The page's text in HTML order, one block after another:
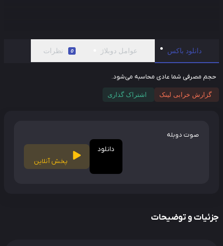
دانلود باکس عوامل دوبلاژ نظرات
مصرفی شما عادی محاسبه می‌شود.
گزارش خرابی لینک اشتراک گذاری
صوت دوبله
دانلود
پخش آنلاین
و توضیحات